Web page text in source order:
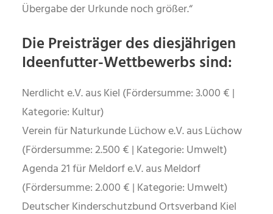
Übergabe der Urkunde noch größer.“
Die Preisträger des diesjährigen
Ideenfutter-Wettbewerbs sind:
Nerdlicht e.V. aus Kiel (Fördersumme: 3.000 € |
Kategorie: Kultur)
Verein für Naturkunde Lüchow e.V. aus Lüchow
(Fördersumme: 2.500 € | Kategorie: Umwelt)
Agenda 21 für Meldorf e.V. aus Meldorf
(Fördersumme: 2.000 € | Kategorie: Umwelt)
Deutscher Kinderschutzbund Ortsverband Kiel